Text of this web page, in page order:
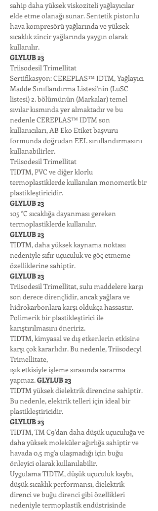
sahip daha yüksek viskoziteli yağlayıcılar
elde etme olanağı sunar. Sentetik pistonlu
hava kompresörü yağlarında ve yüksek
sıcaklık zincir yağlarında yaygın olarak
kullanılır.
GLYLUB 23
Triisodesil Trimellitat
Sertifikasyon: CEREPLAS™ IDTM, Yağlayıcı
Madde Sınıflandırma Listesi'nin (LuSC
listesi) 2. bölümünün (Markalar) temel
sıvılar kısmında yer almaktadır ve bu
nedenle CEREPLAS™ IDTM son
kullanıcıları, AB Eko Etiket başvuru
formunda doğrudan EEL sınıflandırmasını
kullanabilirler.
Triisodesil Trimellitat
TIDTM, PVC ve diğer klorlu
termoplastiklerde kullanılan monomerik bir
plastikleştiricidir.
GLYLUB 23
105 °C sıcaklığa dayanması gereken
termoplastiklerde kullanılır.
GLYLUB 23
TIDTM, daha yüksek kaynama noktası
nedeniyle sıfır uçuculuk ve göç etmeme
özelliklerine sahiptir.
GLYLUB 23
Triisodesil Trimellitat, sulu maddelere karşı
son derece dirençlidir, ancak yağlara ve
hidrokarbonlara karşı oldukça hassastır.
Polimerik bir plastikleştirici ile
karıştırılmasını öneririz.
TIDTM, kimyasal ve dış etkenlerin etkisine
karşı çok kararlıdır. Bu nedenle, Triisodecyl
Trimellitate,
ışık etkisiyle işleme sırasında sararma
yapmaz. GLYLUB 23
TIDTM yüksek dielektrik direncine sahiptir.
Bu nedenle, elektrik telleri için ideal bir
plastikleştiricidir.
GLYLUB 23
TIDTM, TM C9'dan daha düşük uçuculuğa ve
daha yüksek moleküler ağırlığa sahiptir ve
havada 0,5 mg'a ulaşmadığı için buğu
önleyici olarak kullanılabilir.
Uygulama TIDTM, düşük uçuculuk kaybı,
düşük sıcaklık performansı, dielektrik
direnci ve buğu direnci gibi özellikleri
nedeniyle termoplastik endüstrisinde